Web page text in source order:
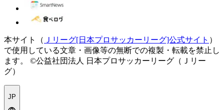
本サイト（ Ｊリーグ[日本プロサッカーリーグ]公式サイト ）
で使用している文章・画像等の無断での複製・転載を禁止し
ます。
©公益社団法人 日本プロサッカーリーグ（Ｊリー
グ）
JP